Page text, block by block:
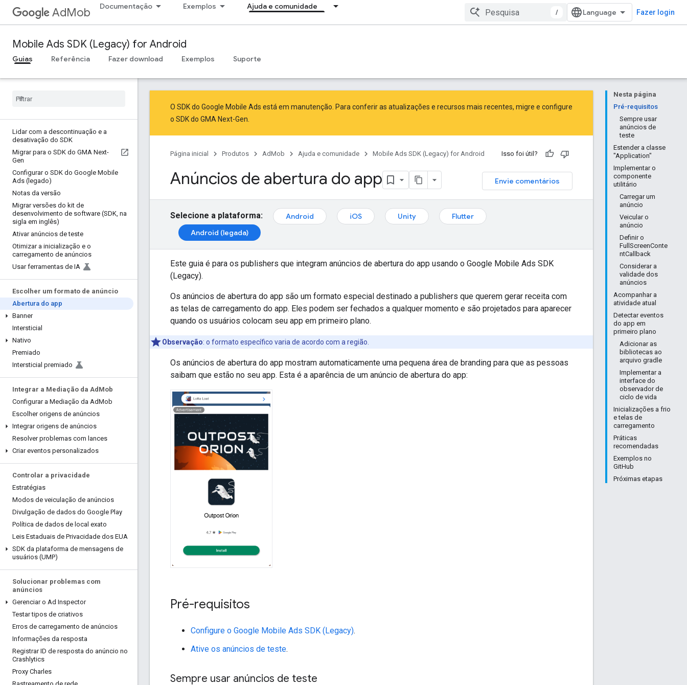
AdMob Documentação Exemplos Ajuda e comunidade
/ Fazer login
Mobile Ads SDK (Legacy) for Android
Guias Referência Fazer download Exemplos Suporte
Lidar com a descontinuação e a
desativação do SDK
Migrar para o SDK do GMA Next-
Gen
Configurar o SDK do Google Mobile
Ads (legado)
Notas da versão
Migrar versões do kit de
desenvolvimento de software (SDK, na
sigla em inglês)
Ativar anúncios de teste
Otimizar a inicialização e o
carregamento de anúncios
Usar ferramentas de IA
Escolher um formato de anúncio
Abertura do app
Banner
Intersticial
Nativo
Premiado
Intersticial premiado
Integrar a Mediação da Ad Mob
Configurar a Mediação da AdMob
Escolher origens de anúncios
Integrar origens de anúncios
Resolver problemas com lances
Criar eventos personalizados
Controlar a privacidade
Estratégias
Modos de veiculação de anúncios
Divulgação de dados do Google Play
Política de dados de local exato
Leis Estaduais de Privacidade dos EUA
SDK da plataforma de mensagens de
usuários (UMP)
Solucionar problemas com
anúncios
Gerenciar o Ad Inspector
Testar tipos de criativos
Erros de carregamento de anúncios
Informações da resposta
Registrar ID de resposta do anúncio no
Crashlytics
Proxy Charles
Nesta página
Pré-requisitos
Sempre usar
anúncios de
teste
Estender a classe
"Application"
Implementar o
componente
utilitário
Carregar um
anúncio
Veicular o
anúncio
Definir o
FullScreenConte
ntCallback
Considerar a
validade dos
anúncios
Acompanhar a
atividade atual
Detectar eventos
do app em
primeiro plano
Adicionar as
bibliotecas ao
arquivo gradle
Implementar a
interface do
observador de
ciclo de vida
Inicializações a frio
e telas de
carregamento
Práticas
recomendadas
Exemplos no
GitHub
Próximas etapas
O SDK do Google Mobile Ads está em manutenção. Para conferir as atualizações e recursos mais recentes, migre e configure
o SDK do GMA Next-Gen
Página inicial Produtos AdMob Ajuda e comunidade Mobile Ads SDK (Legacy) for Android Isso foi útil?
Envie comentários
Anúncios de abertura do app
Selecione a plataforma: Android iOS Unity
Flutter
Android (legada)
Este guia é para os publishers que integram anúncios de abertura do app usando o Google Mobile Ads SDK
(Legacy).
Os anúncios de abertura do app são um formato especial destinado a publishers que querem gerar receita com
as telas de carregamento do app. Eles podem ser fechados a qualquer momento e são projetados para aparecer
quando os usuários colocam seu app em primeiro plano.
Observação: o formato específico varia de acordo com a região.
Os anúncios de abertura do app mostram automaticamente uma pequena área de branding para que as pessoas
saibam que estão no seu app. Esta é a aparência de um anúncio de abertura do app:
Pré-requisitos
Configure o Google Mobile Ads SDK (Legacy).
Ative os anúncios de teste.
Sempre usar anúncios de teste